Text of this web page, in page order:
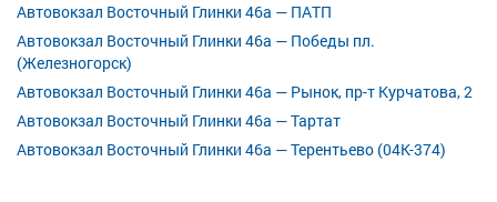
Автовокзал Восточный Глинки 46а — ПАТП
Автовокзал Восточный Глинки 46а — Победы пл.
(Железногорск)
Автовокзал Восточный Глинки 46а — Рынок, пр-т Курчатова, 2
Автовокзал Восточный Глинки 46а — Тартат
Автовокзал Восточный Глинки 46а — Терентьево (04К-374)